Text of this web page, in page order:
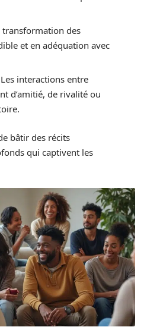
transformation des
et en adéquation avec
interactions entre
d’amitié, de rivalité ou
bâtir des récits
qui captivent les